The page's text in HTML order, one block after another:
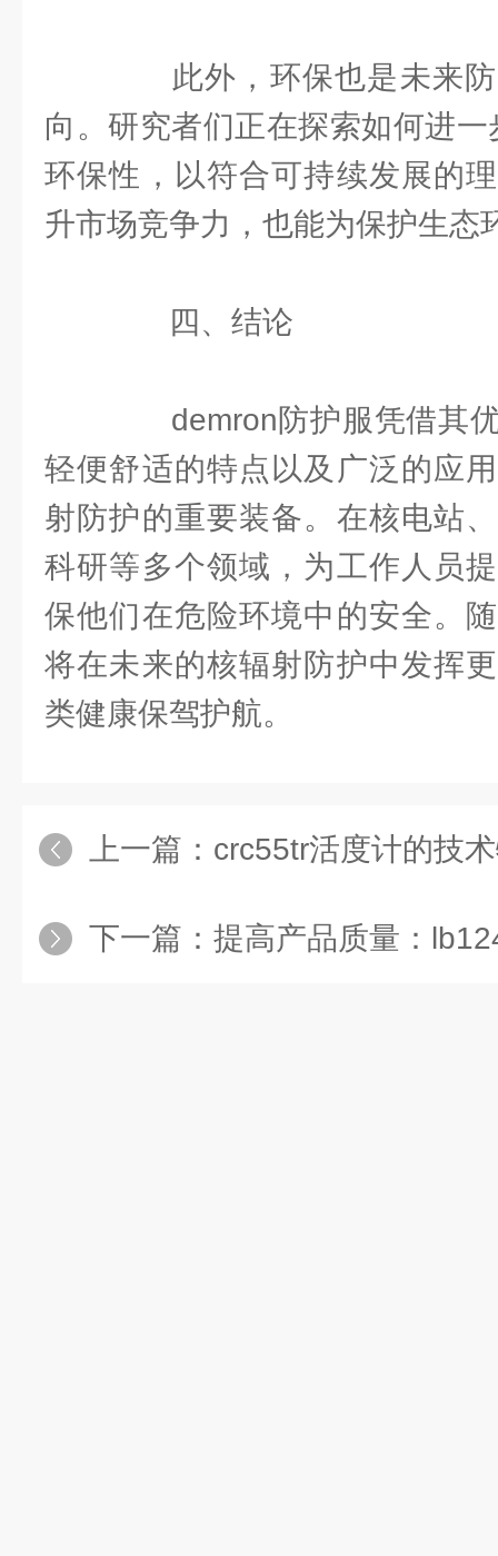
此外，环保也是未来防
向。研究者们正在探索如何进
环保性，以符合可持续发展的
升市场竞争力，也能为保护生态
四、结论
demron防护服凭借其优
轻便舒适的特点以及广泛的应
射防护的重要装备。在核电站
科研等多个领域，为工作人员
保他们在危险环境中的安全。
将在未来的核辐射防护中发挥
类健康保驾护航。
上一篇： crc55tr活度计的技
下一篇： 提高产品质量：lb124